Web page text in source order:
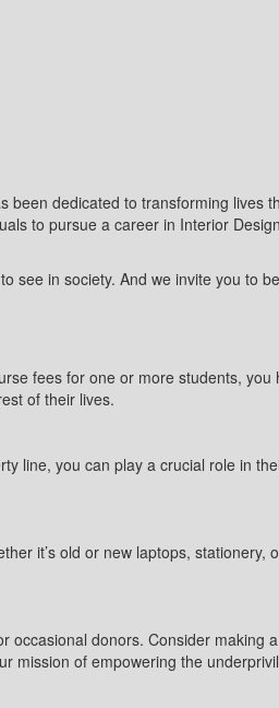
been dedicated to transforming
to pursue a career in Interior
see in society. And we invite you to
fees for one or more students,
of their lives.
line, you can play a crucial role in
it’s old or new laptops,
occasional donors. Consider
mission of empowering the